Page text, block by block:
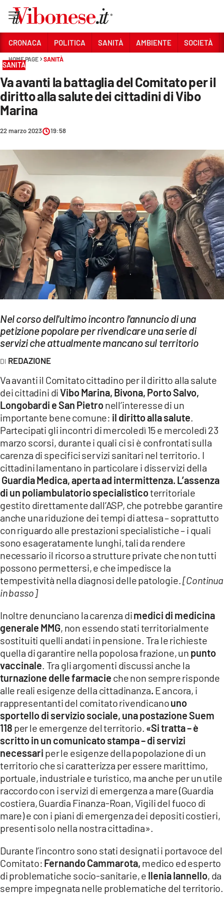
Sezioni
CRONACA
POLITICA
SOCIETÀ
CULTURA
ECONOMIA E LAVORO
EVENTI
SPORT
Streaming
LAC TV
LAC NETWORK
LAC ONAIR
Network
LACPLAY.IT
LACTV.IT
LACONAIR.IT
LACITYMAG.IT
ILREGGINO.IT
COSENZACHANNEL.IT
ILVIBONESE.IT
CATANZAROCHANNEL.IT
LACAPITALENEWS.IT
App
ANDROID
APPLE
CRONACA POLITICA SANITÀ AMBIENTE SOCIETÀ
HOME PAGE SANITÀ
SANITÀ
Va avanti la battaglia del Comitato per il
diritto alla salute dei cittadini di Vibo
Marina
22 marzo 2023 19:58
Nel corso dell'ultimo incontro l'annuncio di una
petizione popolare per rivendicare una serie di
servizi che attualmente mancano sul territorio
REDAZIONE
Va avanti il Comitato cittadino per il diritto alla salute
dei cittadini diVibo Marina, Bivona, Porto Salvo,
Longobardi e San Pietronell’interesse di un
importante bene comune: il diritto alla salute
Partecipati gli incontri di mercoledì 15 e mercoledì 23
marzo scorsi, durante i quali ci si è confrontati sulla
carenza di specifici servizi sanitari nel territorio. I
cittadini lamentano in particolare i disservizi della
Guardia Medica, aperta ad intermittenza. L’assenza
di un poliambulatorio specialisticoterritoriale
gestito direttamente dall’ASP, che potrebbe garantire
anche una riduzione dei tempi di attesa – soprattutto
con riguardo alle prestazioni specialistiche – i quali
sono esageratamente lunghi, tali da rendere
necessario il ricorso a strutture private che non tutti
possono permettersi, e che impedisce la
tempestività nella diagnosi delle patologie. [Continua
in basso]
Inoltre denunciano la carenza dimedici di medicina
generale MMG, non essendo stati territorialmente
sostituiti quelli andati in pensione. Tra le richieste
quella di garantire nella popolosa frazione, un punto
vaccinale . Tra gli argomenti discussi anche la
turnazione delle farmacie che non sempre risponde
alle reali esigenze della cittadinanza. E ancora, i
rappresentanti del comitato rivendicanouno
sportello di servizio sociale, una postazione Suem
118 per le emergenze del territorio. «Si tratta – è
scritto in un comunicato stampa – di servizi
necessari per le esigenze della popolazione di un
territorio che si caratterizza per essere marittimo,
portuale, industriale e turistico, ma anche per un utile
raccordo con i servizi di emergenza a mare (Guardia
costiera, Guardia Finanza-Roan, Vigili del fuoco di
mare) e con i piani di emergenza dei depositi costieri,
presenti solo nella nostra cittadina».
Durante l’incontro sono stati designati i portavoce del
Comitato: Fernando Cammarota, medico ed esperto
di problematiche socio-sanitarie, e Ilenia Iannello, da
sempre impegnata nelle problematiche del territorio.